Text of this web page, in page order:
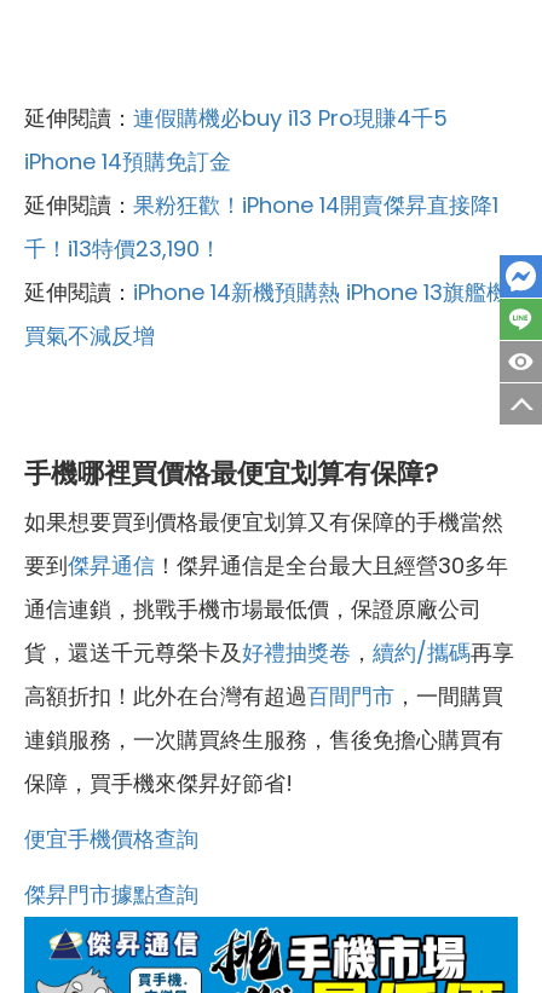
延伸閱讀： 連假購機必buy i13 Pro現賺4千5
iPhone 14預購免訂金
延伸閱讀： 果粉狂歡！iPhone 14開賣傑昇直接降1
千！i13特價23,190！
延伸閱讀： iPhone 14新機預購熱 iPhone 13旗艦機
買氣不減反增
手機哪裡買價格最便宜划算有保障?
如果想要買到價格最便宜划算又有保障的手機當然
要到傑昇通信 ！傑昇通信是全台最大且經營30多年
通信連鎖，挑戰手機市場最低價，保證原廠公司
貨，還送千元尊榮卡及好禮抽獎卷 ， 續約/攜碼再享
高額折扣！此外在台灣有超過百間門市 ，一間購買
連鎖服務，一次購買終生服務，售後免擔心購買有
保障，買手機來傑昇好節省!
便宜手機價格查詢
傑昇門市據點查詢